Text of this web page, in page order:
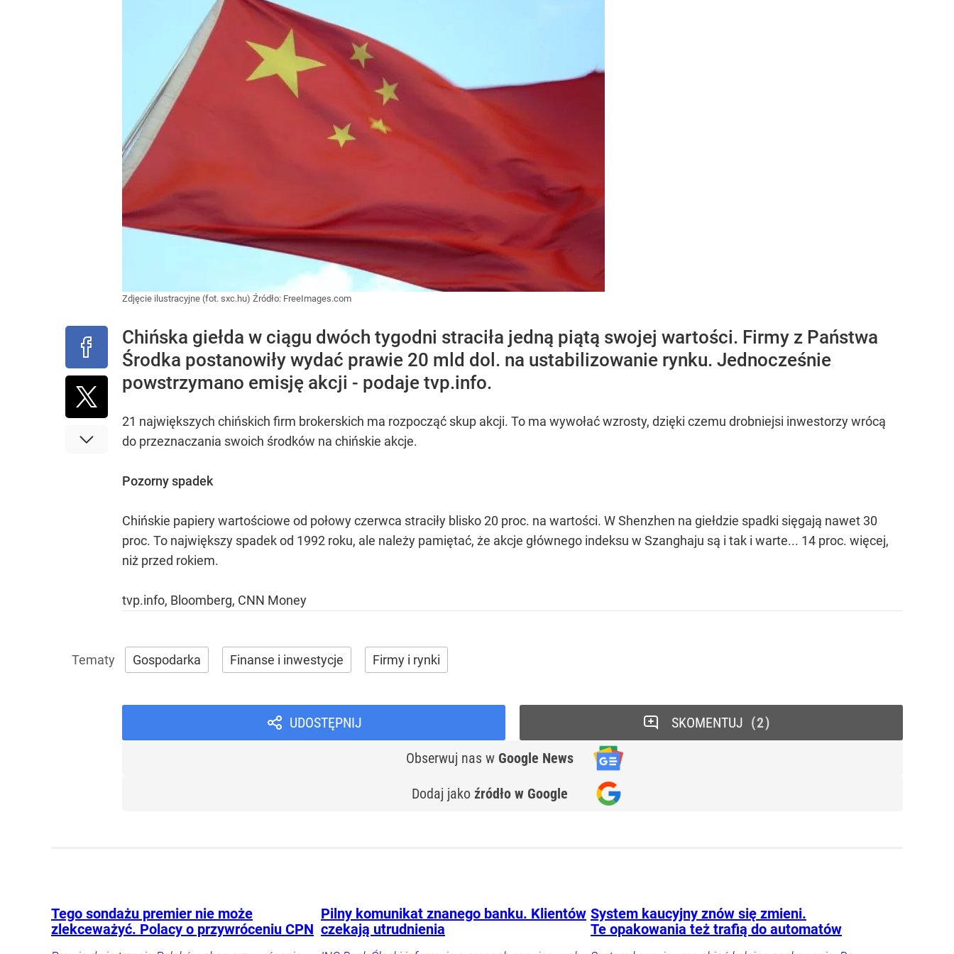
Zdjęcie ilustracyjne (fot. sxc.hu) Źródło: FreeImages.com
Chińska giełda w ciągu dwóch tygodni straciła jedną piątą swojej wartości. Firmy z Państwa
Środka postanowiły wydać prawie 20 mld dol. na ustabilizowanie rynku. Jednocześnie
powstrzymano emisję akcji - podaje tvp.info.
21 największych chińskich firm brokerskich ma rozpocząć skup akcji. To ma wywołać wzrosty, dzięki czemu drobniejsi inwestorzy wrócą
do przeznaczania swoich środków na chińskie akcje.
Pozorny spadek
Chińskie papiery wartościowe od połowy czerwca straciły blisko 20 proc. na wartości. W Shenzhen na giełdzie spadki sięgają nawet 30
proc. To największy spadek od 1992 roku, ale należy pamiętać, że akcje głównego indeksu w Szanghaju są i tak i warte... 14 proc. więcej,
niż przed rokiem.
tvp.info, Bloomberg, CNN Money
Gospodarka Finanse i inwestycje Firmy i rynki
UDOSTĘPNIJ
Obserwuj nas w Google News
Dodaj jako źródło w Google
SKOMENTUJ 2
Tego sondażu premier nie może
zlekceważyć. Polacy o przywróceniu CPN
Pilny komunikat znanego banku. Klientów
czekają utrudnienia
System kaucyjny znów się zmieni.
Te opakowania też trafią do automatów